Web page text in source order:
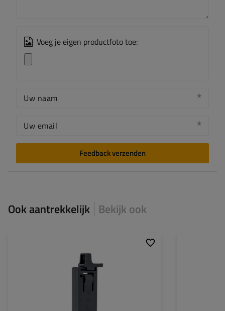
Voeg je eigen productfoto toe:
Uw naam
Uw email
Feedback verzenden
Ook aantrekkelijk Bekijk ook
kunststof